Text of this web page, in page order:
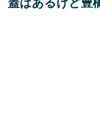
蓋はあるけど豊